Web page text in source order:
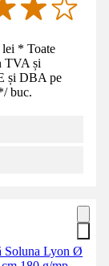
* Toate
TVA și
și DBA pe
/ buc.
Soluna Lyon Ø